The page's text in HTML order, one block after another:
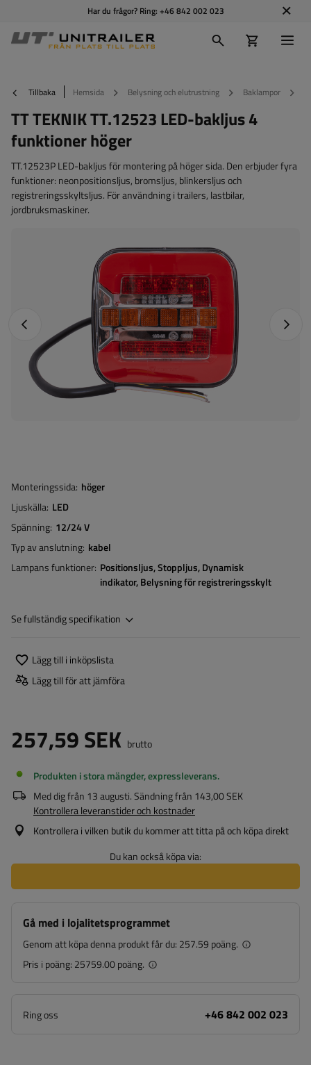
Har du frågor? Ring: +46 842 002 023
Tillbaka Hemsida Belysning och elutrustning Baklampor
TT TEKNIK TT.12523 LED-bakljus 4
funktioner höger
TT.12523P LED-bakljus för montering på höger sida. Den erbjuder fyra
funktioner: neonpositionsljus, bromsljus, blinkersljus och
registreringsskyltsljus. För användning i trailers, lastbilar,
jordbruksmaskiner.
Föregående foto Nästa
Monteringssida höger
Ljuskälla LED
Spänning 12/24 V
Typ av anslutning kabel
Lampans funktioner Positionsljus Stoppljus Dynamisk
indikator Belysning för registreringsskylt
Se fullständig specifikation
Lägg till i inköpslista
Lägg till för att jämföra
257,59 SEK brutto
Produkten i stora mängder, expressleverans
Med dig från 13 augusti. Sändning från 143,00 SEK
Kontrollera leveranstider och kostnader
Kontrollera i vilken butik du kommer att titta på och köpa direkt
Du kan också köpa via:
Gå med i lojalitetsprogrammet
Genom att köpa denna produkt får du: 257.59 poäng.
Pris i poäng: 25759.00 poäng.
Ring oss +46 842 002 023